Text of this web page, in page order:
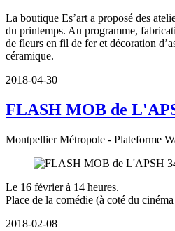
La boutique Es’art a proposé des
du printemps. Au programme,
de fleurs en fil de fer et décoration
céramique.
2018-04-30
FLASH MOB de
Montpellier Métropole - Plateforme
Le 16 février à 14 heures.
Place de la comédie (à coté du
2018-02-08